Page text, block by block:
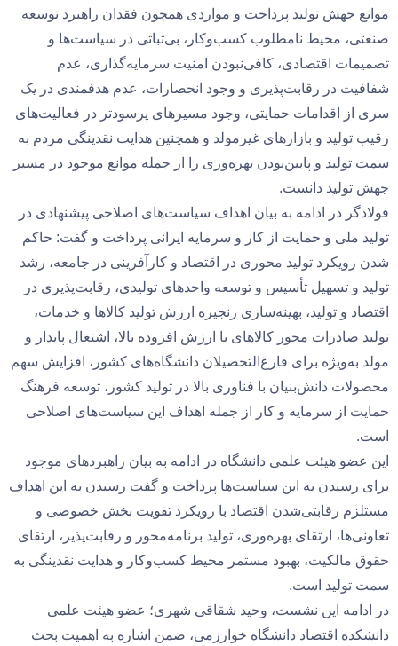
موانع جهش تولید پرداخت و مواردی همچون فقدان راهبرد توسعه
صنعتی، محیط نامطلوب کسب‌وکار، بی‌ثباتی در سیاست‌ها و
تصمیمات اقتصادی، کافی‌نبودن امنیت سرمایه‌گذاری، عدم
شفافیت در رقابت‌پذیری و وجود انحصارات، عدم هدفمندی در یک
سری از اقدامات حمایتی، وجود مسیرهای پرسودتر در فعالیت‌های
رقیب تولید و بازارهای غیرمولد و همچنین هدایت نقدینگی مردم به
سمت تولید و پایین‌بودن بهره‌وری را از جمله موانع موجود در مسیر
جهش تولید دانست.
فولادگر در ادامه به بیان اهداف سیاست‌های اصلاحی پیشنهادی در
تولید ملی و حمایت از کار و سرمایه ایرانی پرداخت و گفت: حاکم
شدن رویکرد تولید محوری در اقتصاد و کارآفرینی در جامعه، رشد
تولید و تسهیل تأسیس و توسعه واحدهای تولیدی، رقابت‌پذیری در
اقتصاد و تولید، بهینه‌سازی زنجیره ارزش تولید کالاها و خدمات،
تولید صادرات محور کالاهای با ارزش افزوده بالا، اشتغال پایدار و
مولد به‌ویژه برای فارغ‌التحصیلان دانشگاه‌های کشور، افزایش سهم
محصولات دانش‌بنیان با فناوری بالا در تولید کشور، توسعه فرهنگ
حمایت از سرمایه و کار از جمله اهداف این سیاست‌های اصلاحی
است.
این عضو هیئت علمی دانشگاه در ادامه به بیان راهبردهای موجود
برای رسیدن به این سیاست‌ها پرداخت و گفت رسیدن به این اهداف
مستلزم رقابتی‌شدن اقتصاد با رویکرد تقویت بخش خصوصی و
تعاونی‌ها، ارتقای بهره‌وری، تولید برنامه‌محور و رقابت‌پذیر، ارتقای
حقوق مالکیت، بهبود مستمر محیط کسب‌وکار و هدایت نقدینگی به
سمت تولید است.
در ادامه این نشست، وحید شقاقی شهری؛ عضو هیئت علمی
دانشکده اقتصاد دانشگاه خوارزمی، ضمن اشاره به اهمیت بحث